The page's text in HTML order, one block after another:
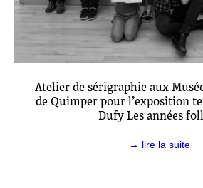
Atelier de sérigraphie aux
de Quimper pour l’exposition
Dufy Les années
→ lire la suite